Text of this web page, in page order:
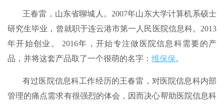
王春雷，山东省聊城人。2007年山东大学计算机系硕士
研究生毕业，曾就职于连云港市第一人民医院信息科。2013
年开始创业。 2016年，开始专注做医院信息科需要的产
品，并将这套产品取了一个很萌的名字： 维保保。
有过医院信息科工作经历的王春雷，对医院信息科内部
管理的痛点需求有很强烈的体会，因而决心帮助医院信息科